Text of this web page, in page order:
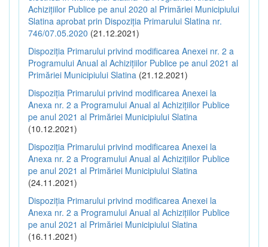
Achizițiilor Publice pe anul 2020 al Primăriei Municipiului
Slatina aprobat prin Dispoziția Primarului Slatina nr.
746/07.05.2020 (21.12.2021)
Dispoziția Primarului privind modificarea Anexei nr. 2 a
Programului Anual al Achizițiilor Publice pe anul 2021 al
Primăriei Municipiului Slatina (21.12.2021)
Dispoziția Primarului privind modificarea Anexei la
Anexa nr. 2 a Programului Anual al Achizițiilor Publice
pe anul 2021 al Primăriei Municipiului Slatina
(10.12.2021)
Dispoziția Primarului privind modificarea Anexei la
Anexa nr. 2 a Programului Anual al Achizițiilor Publice
pe anul 2021 al Primăriei Municipiului Slatina
(24.11.2021)
Dispoziția Primarului privind modificarea Anexei la
Anexa nr. 2 a Programului Anual al Achizițiilor Publice
pe anul 2021 al Primăriei Municipiului Slatina
(16.11.2021)